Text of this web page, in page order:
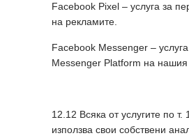
Facebook Pixel – услуга за
на рекламите.
Facebook Messenger –
Messenger Platform на нашия
12.12 Всяка от услугите по
използва свои собствени